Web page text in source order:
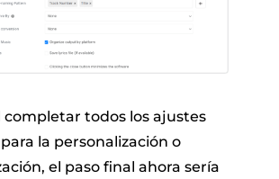
completar todos los ajustes
la personalización o
el paso final ahora sería